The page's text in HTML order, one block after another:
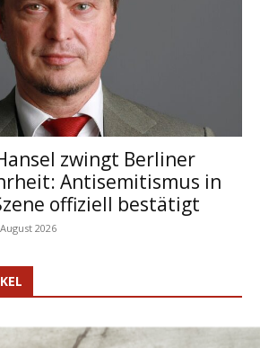
zwingt Berliner
Antisemitismus in
offiziell bestätigt
2026